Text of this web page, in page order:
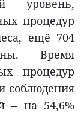
уровень,
процедур
ещё 704
Время
процедур
соблюдения
– на 54,6%